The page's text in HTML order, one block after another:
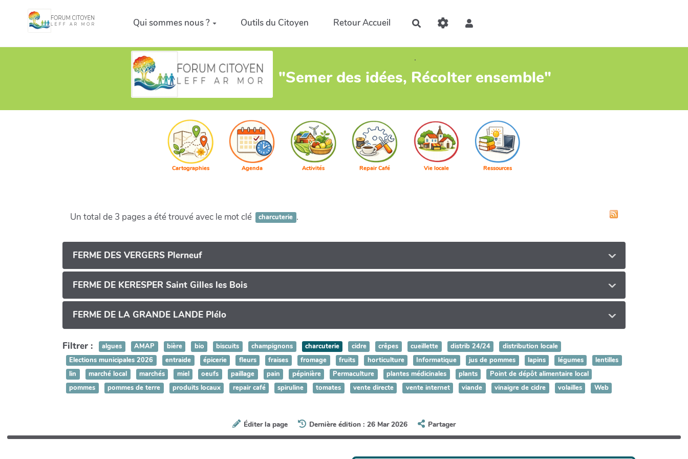
Aller au contenu principal
Qui sommes nous ?
Outils du Citoyen Retour Accueil Rechercher
.
"Semer des idées, Récolter ensemble"
Cartographies Agenda Activités Repair Café Vie locale Ressources
Un total de 3 pages a été trouvé avec le mot clé charcuterie .
FERME DES VERGERS Plerneuf
FERME DE KERESPER Saint Gilles les Bois
FERME DE LA GRANDE LANDE Plélo
Filtrer : algues AMAP bière bio biscuits champignons charcuterie cidre crêpes cueillette distrib 24/24
distribution locale
Elections municipales 2026
entraide épicerie fleurs fraises fromage fruits horticulture Informatique jus de pommes lapins légumes
lentilles
lin
marché local marchés miel oeufs paillage pain pépinière Permaculture plantes médicinales plants
Point de dépôt alimentaire local
pommes
pommes de terre produits locaux repair café spiruline tomates vente directe vente internet viande vinaigre de cidre volailles Web
Éditer la page Dernière édition : 26 Mar 2026 Partager